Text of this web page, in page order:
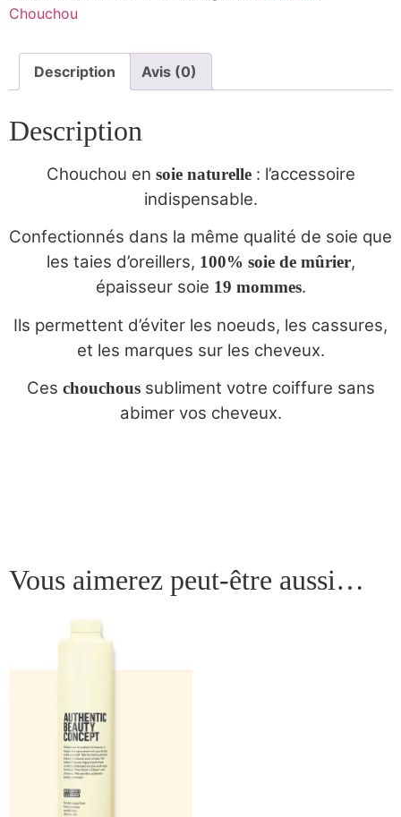
Chouchou
Description Avis (0)
Description
Chouchou en soie naturelle: l’accessoire
indispensable.
Confectionnés dans la même qualité de soie que
les taies d’oreillers, 100% soie de mûrier,
épaisseur soie 19 mommes.
Ils permettent d’éviter les noeuds, les cassures,
et les marques sur les cheveux.
Ces chouchoussubliment votre coiffure sans
abimer vos cheveux.
Vous aimerez peut-être aussi…